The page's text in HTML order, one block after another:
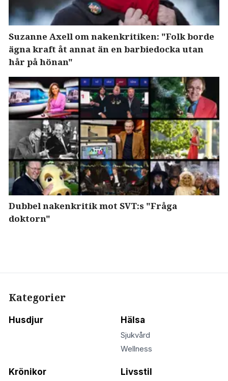
Suzanne Axell om nakenkritiken: "Folk borde
ägna kraft åt annat än en barbiedocka utan
hår på hönan"
Dubbel nakenkritik mot SVT:s "Fråga
doktorn"
Kategorier
Husdjur Hälsa
Sjukvård
Wellness
Krönikor Livsstil